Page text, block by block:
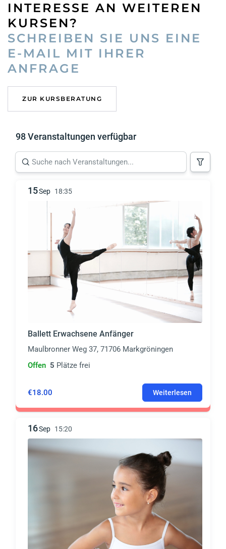
INTERESSE AN WEITEREN
KURSEN?
SCHREIBEN SIE UNS EINE
E-MAIL MIT IHRER
ANFRAGE
ZUR KURSBERATUNG
98 Veranstaltungen verfügbar
15Sep 18:35
Ballett Erwachsene Anfänger
Maulbronner Weg 37, 71706 Markgröningen
Offen 5 Plätze frei
€18.00 Weiterlesen
16Sep 15:20